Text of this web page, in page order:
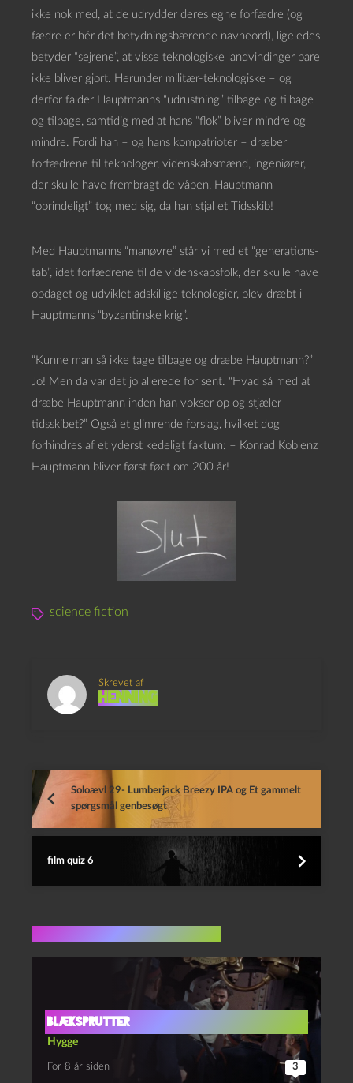
ikke nok med, at de udrydder deres egne forfædre (og
fædre er hér det betydningsbærende navneord), ligeledes
betyder “sejrene”, at visse teknologiske landvindinger bare
ikke bliver gjort. Herunder militær-teknologiske – og
derfor falder Hauptmanns “udrustning” tilbage og tilbage
og tilbage, samtidig med at hans “flok” bliver mindre og
mindre. Fordi han – og hans kompatrioter – dræber
forfædrene til teknologer, videnskabsmænd, ingeniører,
der skulle have frembragt de våben, Hauptmann
“oprindeligt” tog med sig, da han stjal et Tidsskib!
Med Hauptmanns “manøvre” står vi med et “generations-
tab”, idet forfædrene til de videnskabsfolk, der skulle have
opdaget og udviklet adskillige teknologier, blev dræbt i
Hauptmanns “byzantinske krig”.
“Kunne man så ikke tage tilbage og dræbe Hauptmann?”
Jo! Men da var det jo allerede for sent. “Hvad så med at
dræbe Hauptmann inden han vokser op og stjæler
tidsskibet?” Også et glimrende forslag, hvilket dog
forhindres af et yderst kedeligt faktum: – Konrad Koblenz
Hauptmann bliver først født om 200 år!
science fiction
Skrevet af
Henning
Soloævl 29- Lumberjack Breezy IPA og Et gammelt
spørgsmål genbesøgt
film quiz 6
Blæksprutter
Hygge
For 8 år siden 3